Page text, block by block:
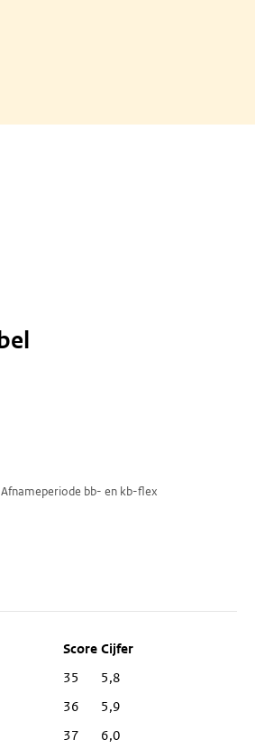
Afnameperiode bb- en kb-flex
35
5,8
36
5,9
37
6,0